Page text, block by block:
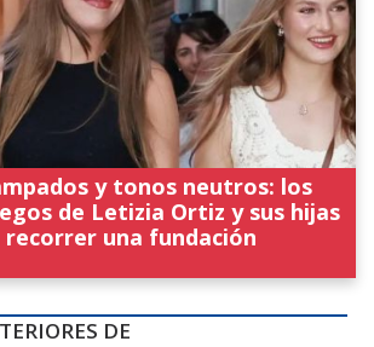
y tonos neutros: los
de Letizia Ortiz y sus hijas
recorrer una fundación
DE